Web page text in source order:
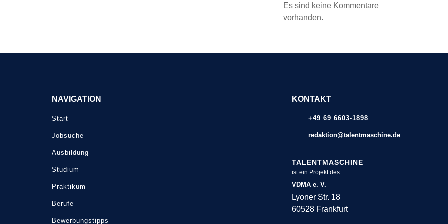
Es sind keine Kommentare
vorhanden.
NAVIGATION
Start
Jobsuche
Ausbildung
Studium
Praktikum
Berufe
Bewerbungstipps
KONTAKT
+49 69 6603-1898
redaktion@talentmaschine.de
TALENTMASCHINE
ist ein Projekt des
VDMA e. V.
Lyoner Str. 18
60528 Frankfurt